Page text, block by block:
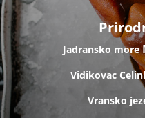
Jadransko more
Vidikovac
Vransko